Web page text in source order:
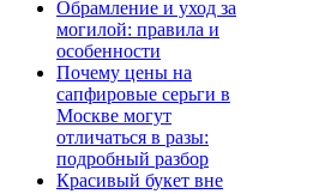
Обрамление и уход за
могилой: правила и
особенности
Почему цены на
сапфировые серьги в
Москве могут
отличаться в разы:
подробный разбор
Красивый букет вне